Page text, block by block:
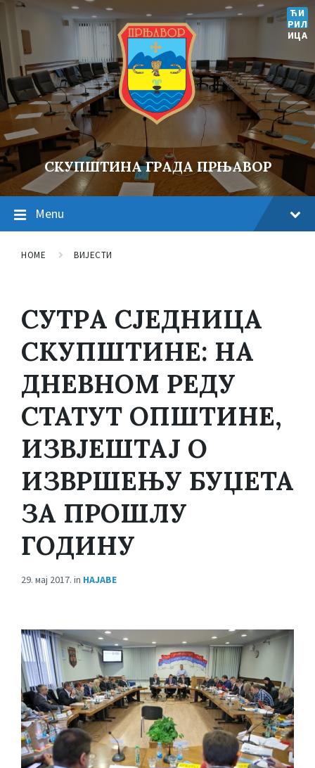
ЋИ
РИЛ
ИЦА
СКУПШТИНА ГРАДА ПРЊАВОР
Menu
HOME ВИЈЕСТИ
СУТРА СЈЕДНИЦА
СКУПШТИНЕ: НА
ДНЕВНОМ РЕДУ
СТАТУТ ОПШТИНЕ,
ИЗВЈЕШТАЈ О
ИЗВРШЕЊУ БУЏЕТА
ЗА ПРОШЛУ
ГОДИНУ
29. мај 2017. in НАЈАВЕ